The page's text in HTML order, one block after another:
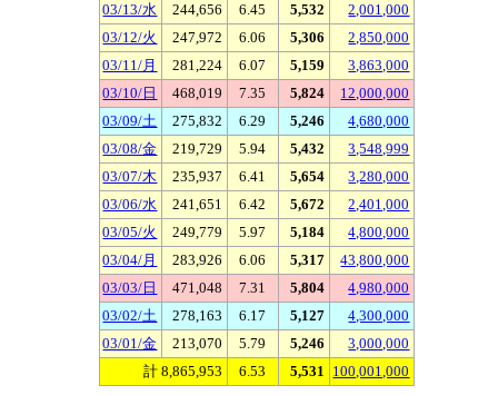
03/13/水
244,656 6.45 5,532
2,001,000
03/12/火
247,972 6.06 5,306
2,850,000
03/11/月
281,224 6.07 5,159
3,863,000
03/10/日
468,019 7.35 5,824
12,000,000
03/09/土
275,832 6.29 5,246
4,680,000
03/08/金
219,729 5.94 5,432
3,548,999
03/07/木
235,937 6.41 5,654
3,280,000
03/06/水
241,651 6.42 5,672
2,401,000
03/05/火
249,779 5.97 5,184
4,800,000
03/04/月
283,926 6.06 5,317
43,800,000
03/03/日
471,048 7.31 5,804
4,980,000
03/02/土
278,163 6.17 5,127
4,300,000
03/01/金
213,070 5.79 5,246
3,000,000
計 8,865,953
6.53 5,531 100,001,000